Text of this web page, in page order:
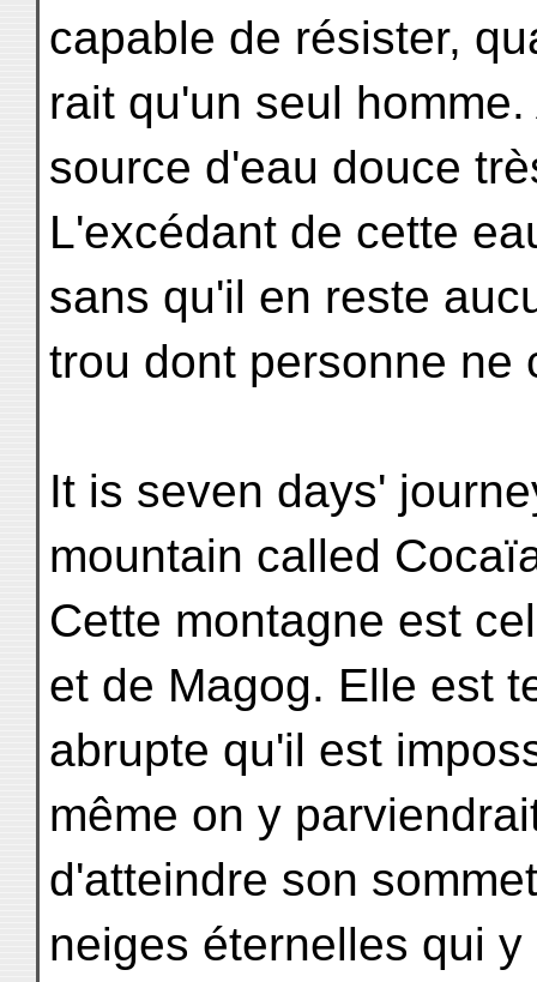
capable de résister,
rait qu'un seul
source d'eau douce
L'excédant de cette
sans qu'il en reste
trou dont personne ne
It is seven days'
mountain called
Cette montagne est
et de Magog. Elle est
abrupte qu'il est
même on y
d'atteindre son
neiges éternelles qui